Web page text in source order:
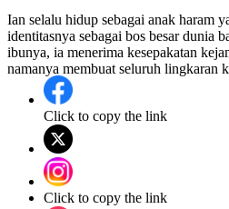
Ian selalu hidup sebagai anak haram
identitasnya sebagai bos besar dunia
ibunya, ia menerima kesepakatan
namanya membuat seluruh lingkaran
Click to copy the link
Click to copy the link